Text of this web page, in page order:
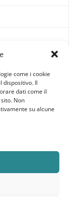
come i cookie
dispositivo. Il
dati come il
Non
su alcune